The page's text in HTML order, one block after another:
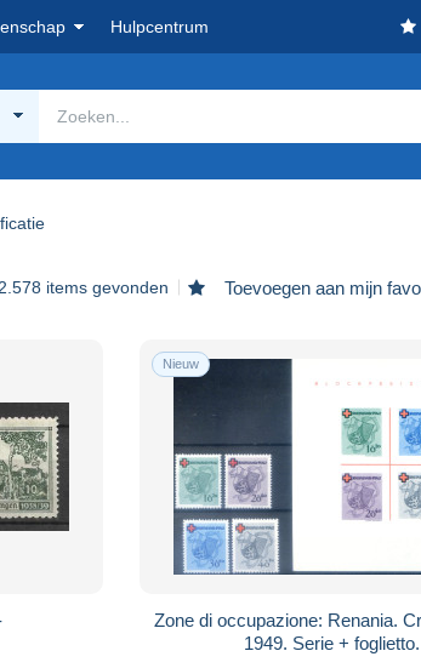
Hulpcentrum
items gevonden Toevoegen aan mijn
9 -
Nieuw
Zone di occupazione: Renania.
1949. Serie + foglietto.